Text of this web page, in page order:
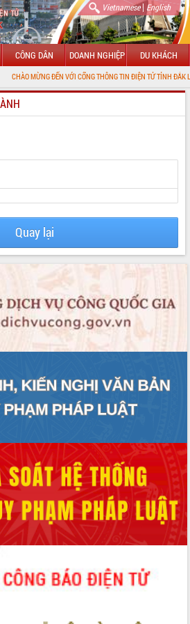
Vietnamese| English
CÔNG DÂN DOANH NGHIỆP DU KHÁCH
MỪNG ĐẾN VỚI CỔNG THÔNG TIN ĐIỆN TỬ TỈNH ĐẮK LẮK
Quay lại